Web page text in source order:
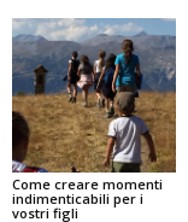
Come creare momenti
indimenticabili per i
vostri figli